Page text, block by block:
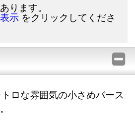
ります。
示 をクリックしてくださ
ロな雰囲気の小さめバース